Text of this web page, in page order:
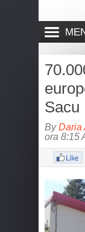
Sacu
ByDaria
ora 8:15